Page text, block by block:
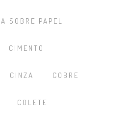
SOBRE PAPEL
CIMENTO
CINZA COBRE
COLETE